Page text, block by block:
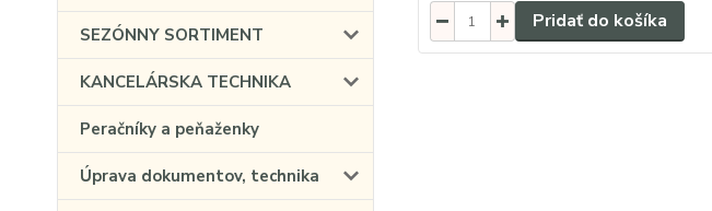
SEZÓNNY SORTIMENT
KANCELÁRSKA TECHNIKA
Peračníky a peňaženky
Úprava dokumentov, technika
Pridať do košíka